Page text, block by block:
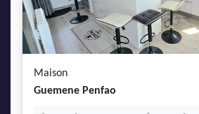
Maison
Guemene Penfao